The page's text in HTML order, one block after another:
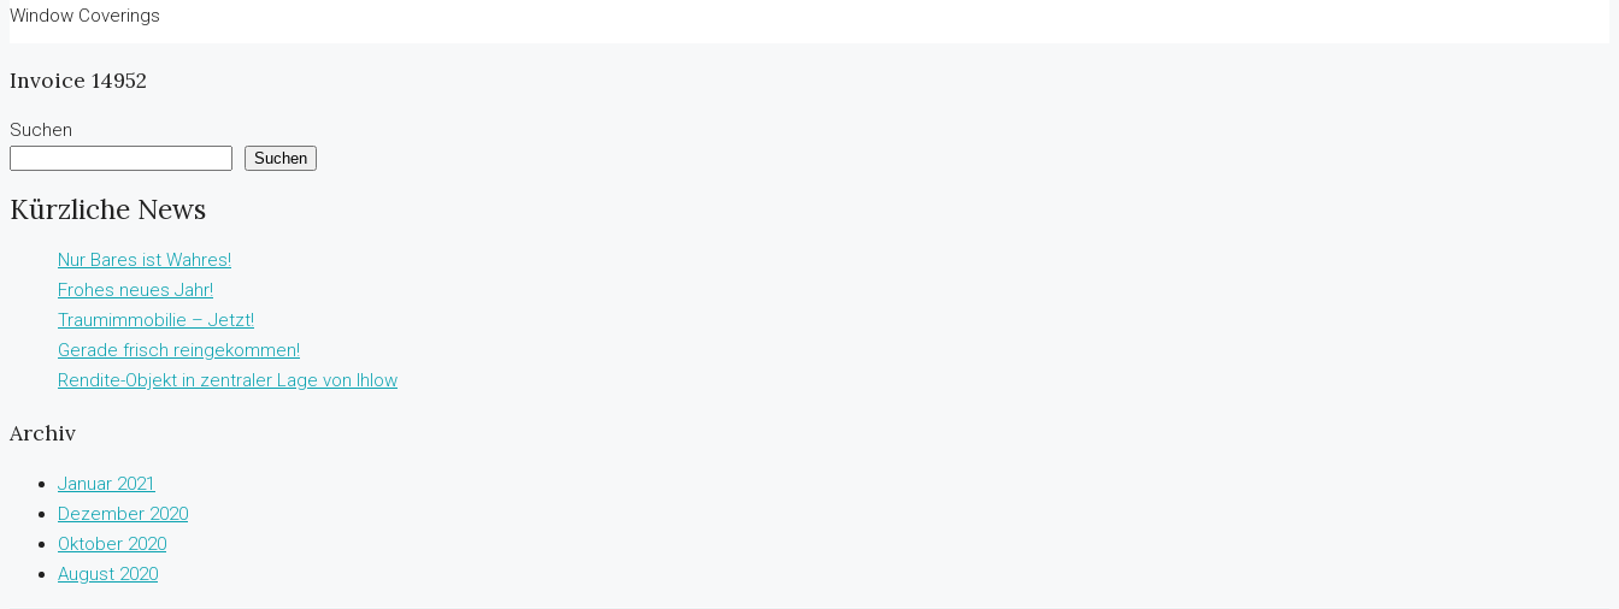
Window Coverings
Invoice 14952
Suchen
Suchen
Kürzliche News
Nur Bares ist Wahres!
Frohes neues Jahr!
Traumimmobilie – Jetzt!
Gerade frisch reingekommen!
Rendite-Objekt in zentraler Lage von Ihlow
Archiv
Januar 2021
Dezember 2020
Oktober 2020
August 2020